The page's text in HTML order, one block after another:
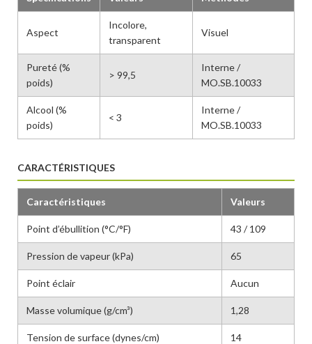
Aspect
Incolore,
transparent
Visuel
Pureté (%
poids)
> 99,5
Interne /
MO.SB.10033
Alcool (%
poids)
< 3
Interne /
MO.SB.10033
CARACTÉRISTIQUES
Caractéristiques Valeurs
Point d’ébullition (°C/°F) 43 / 109
Pression de vapeur (kPa) 65
Point éclair Aucun
Masse volumique (g/cm³) 1,28
Tension de surface (dynes/cm) 14